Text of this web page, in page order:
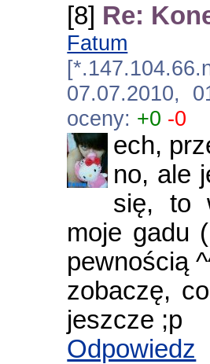
[8] Re:
Fatum
07.07.2010,
oceny: +0 -0
ech,
no, ale
się, to
moje gadu
pewnością
zobaczę,
jeszcze ;p
Odpowiedz